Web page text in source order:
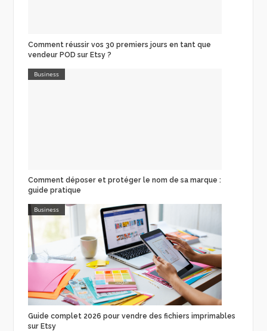
Comment réussir vos 30 premiers jours en tant que
vendeur POD sur Etsy ?
Business
Comment déposer et protéger le nom de sa marque :
guide pratique
Business
Guide complet 2026 pour vendre des fichiers imprimables
sur Etsy